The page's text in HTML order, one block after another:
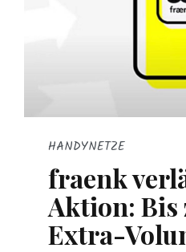
HANDYNETZE
fraenk
Aktion: Bis
Extra-